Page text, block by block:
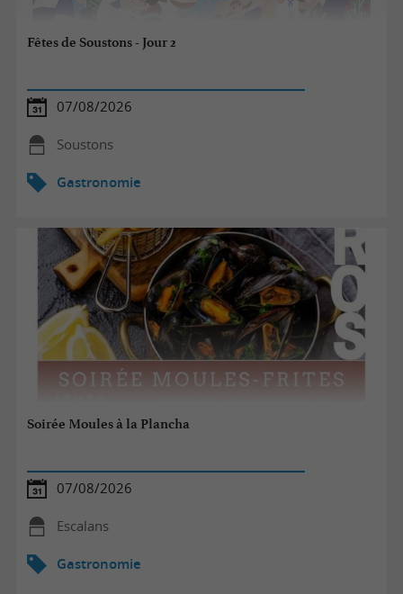
Fêtes de Soustons - Jour 2
07/08/2026
Soustons
Gastronomie
Soirée Moules à la Plancha
07/08/2026
Escalans
Gastronomie